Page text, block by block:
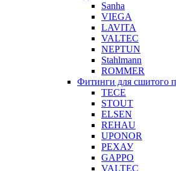
Sanha
VIEGA
LAVITA
VALTEC
NEPTUN
Stahlmann
ROMMER
Фитинги для сшитого
TECE
STOUT
ELSEN
REHAU
UPONOR
РЕХАУ
GAPPO
VALTEC